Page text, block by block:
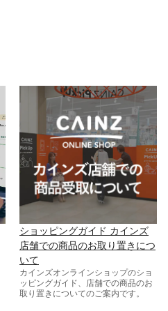
ショッピングガイド カインズ
店舗での商品のお取り置きにつ
いて
カインズオンラインショップのショ
ッピングガイド、店舗での商品のお
取り置きについてのご案内です。